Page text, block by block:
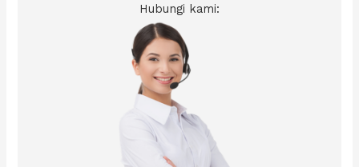
Hubungi kami: